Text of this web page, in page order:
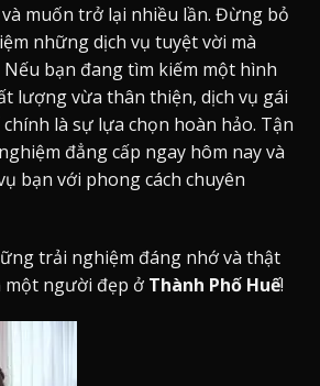
muốn trở lại nhiều lần. Đừng bỏ
những dịch vụ tuyệt vời mà
bạn đang tìm kiếm một hình
lượng vừa thân thiện, dịch vụ gái
là sự lựa chọn hoàn hảo. Tận
đẳng cấp ngay hôm nay và
bạn với phong cách chuyên
trải nghiệm đáng nhớ và thật
một người đẹp ở Thành Phố Huế!